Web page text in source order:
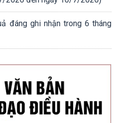
đáng ghi nhận trong 6 tháng